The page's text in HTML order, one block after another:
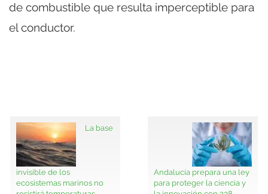
de combustible que resulta imperceptible para
el conductor.
La base
invisible de los
ecosistemas marinos no
Andalucía prepara una ley
para proteger la ciencia y